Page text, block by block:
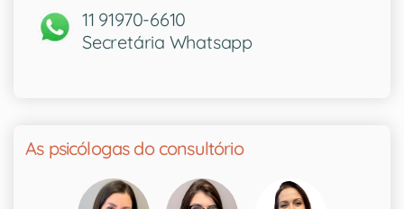
11 91970-6610
Secretária Whatsapp
As psicólogas do consultório